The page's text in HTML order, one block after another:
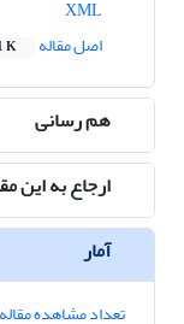
اصل مقاله
K
هم رسانی
ارجاع به این
آمار
تعداد مشاهده مقاله